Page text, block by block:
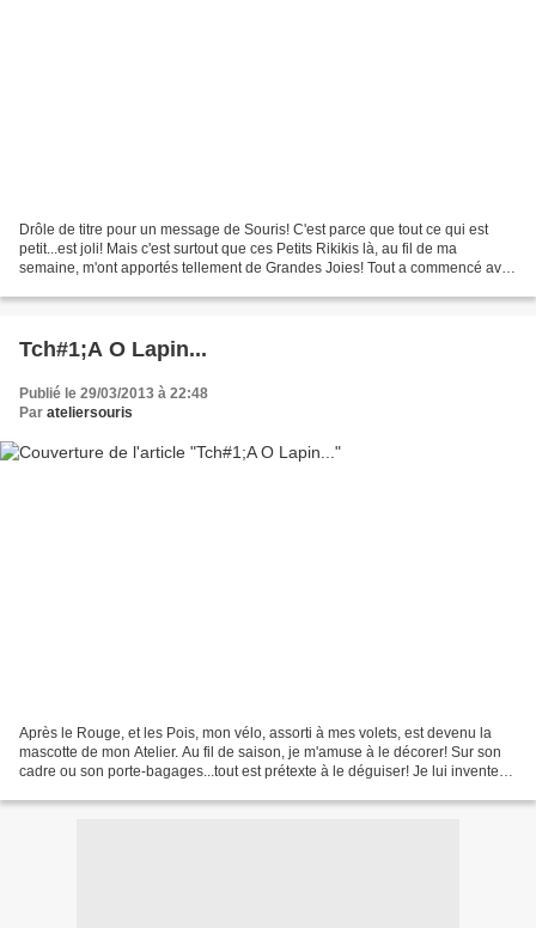
Drôle de titre pour un message de Souris! C'est parce que tout ce qui est
petit...est joli! Mais c'est surtout que ces Petits Rikikis là, au fil de ma
semaine, m'ont apportés tellement de Grandes Joies! Tout a commencé avec
Tch#1;A O Lapin...
Publié le 29/03/2013 à 22:48
Par ateliersouris
Après le Rouge, et les Pois, mon vélo, assorti à mes volets, est devenu la
mascotte de mon Atelier. Au fil de saison, je m'amuse à le décorer! Sur son
cadre ou son porte-bagages...tout est prétexte à le déguiser! Je lui invente